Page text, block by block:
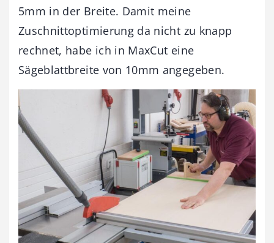
5mm in der Breite. Damit meine
Zuschnittoptimierung da nicht zu knapp
rechnet, habe ich in MaxCut eine
Sägeblattbreite von 10mm angegeben.